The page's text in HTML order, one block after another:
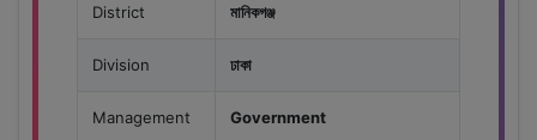
District মানিকগঞ্জ
Division ঢাকা
Management Government